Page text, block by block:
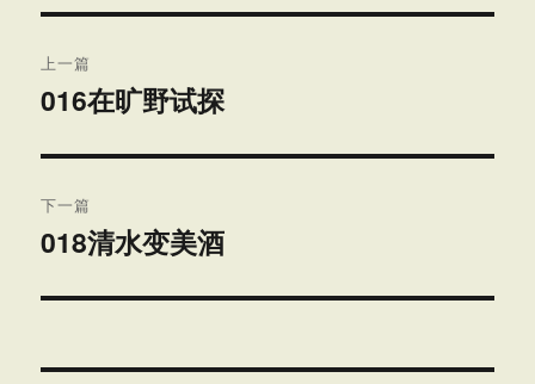
章
航
上一篇
上
文
章：
016在旷野试探
下一篇
下
文
018清水变美酒